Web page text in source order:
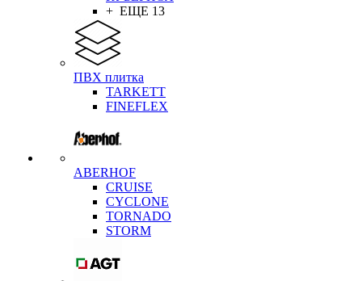
+ ЕЩЕ 13
ПВХ плитка
TARKETT
FINEFLEX
ABERHOF
CRUISE
CYCLONE
TORNADO
STORM